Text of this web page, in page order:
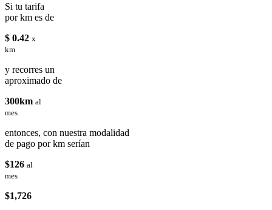
Si tu tarifa
por km es de
$ 0.42 x
km
y recorres un
aproximado de
300km al
mes
entonces, con nuestra modalidad
de pago por km serían
$126 al
mes
$1,726